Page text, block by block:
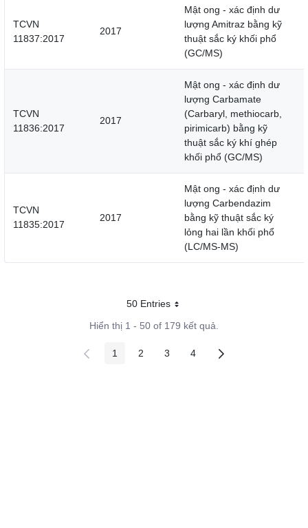
TCVN
11837:2017
2017
Mật ong - xác định dư
lượng Amitraz bằng kỹ
thuật sắc ký khối phổ
(GC/MS)
TCVN
11836:2017
2017
Mật ong - xác định dư
lượng Carbamate
(Carbaryl, methiocarb,
pirimicarb) bằng kỹ
thuật sắc ký khí ghép
khối phổ (GC/MS)
TCVN
11835:2017
2017
Mật ong - xác định dư
lượng Carbendazim
bằng kỹ thuật sắc ký
lỏng hai lần khối phổ
(LC/MS-MS)
50 EntriesMỗi trang
Hiển thị 1 - 50 of 179 kết quả.
Các trang trên cổng
1 Các trang trên cổng
2 Các trang trên cổng
3 Các trang trên cổng
4